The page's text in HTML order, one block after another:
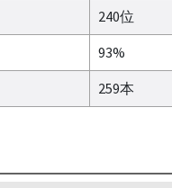
240位
93%
259本